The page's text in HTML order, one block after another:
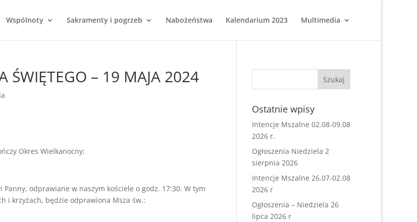
Wspólnoty Sakramenty i pogrzeb Nabożeństwa Kalendarium 2023 Multimedia
ŚWIĘTEGO – 19 MAJA 2024
Okres Wielkanocny;
odprawiane w naszym kościele o godz. 17:30. W tym
i krzyżach, będzie odprawiona Msza św.:
Ostatnie wpisy
Intencje Mszalne 02.08-09.08
2026 r.
Ogłoszenia Niedziela 2
sierpnia 2026
Intencje Mszalne 26.07-02.08
2026 r
Ogłoszenia – Niedziela 26
lipca 2026 r